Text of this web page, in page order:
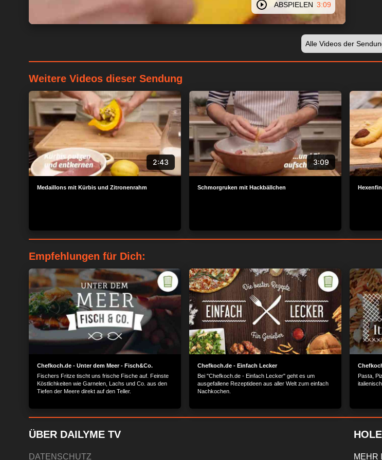
ABSPIELEN 3:09
Alle Videos der
Weitere Videos dieser Sendung
2:43
Medaillons mit Kürbis und Zitronenrahm
3:09
Schmorgruken mit Hackbällchen
Empfehlungen für Dich:
Chefkoch.de - Unter dem Meer - Fisch&Co.
Fischers Fritze tischt uns frische Fische auf. Feinste
Köstlichkeiten wie Garnelen, Lachs und Co. aus den
Tiefen der Meere direkt auf den Teller.
Chefkoch.de - Einfach Lecker
Bei "Chefkoch.de - Einfach Lecker" geht es um
ausgefallene Rezeptideen aus aller Welt zum einfach
Nachkochen.
Pasta,
ÜBER DAILYME TV
DATENSCHUTZ MEHR